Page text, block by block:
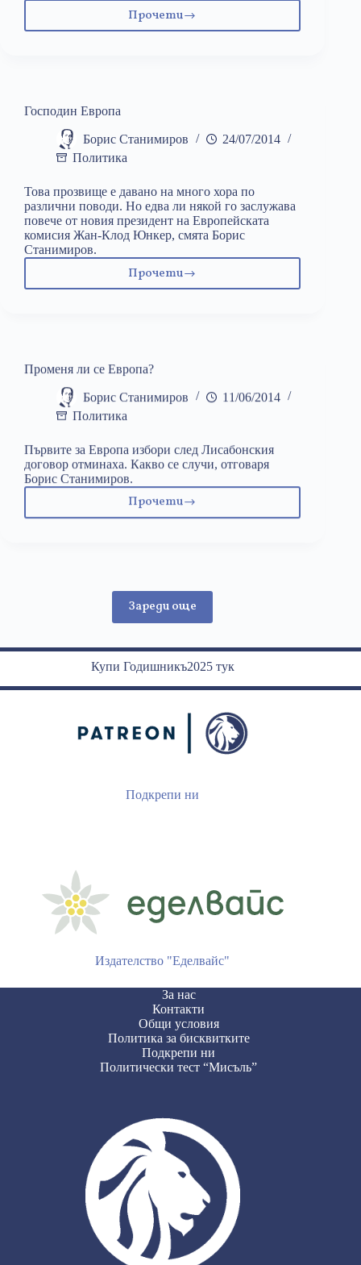
ПрочетиПътища
Господин Европа
Борис Станимиров
24/07/2014
Политика
Това прозвище е давано на много хора по
различни поводи. Но едва ли някой го заслужава
повече от новия президент на Европейската
комисия Жан-Клод Юнкер, смята Борис
Станимиров.
ПрочетиГосподин
Променя ли се Европа?
Борис Станимиров
11/06/2014
Политика
Първите за Европа избори след Лисабонския
договор отминаха. Какво се случи, отговаря
Борис Станимиров.
ПрочетиПроменя
Зареди още
Купи Годишникъ2025 тук
Подкрепи ни
Издателство "Еделвайс"
За нас
Контакти
Общи условия
Политика за бисквитките
Подкрепи ни
Политически тест “Мисъль”